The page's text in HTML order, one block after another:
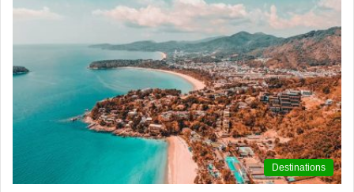
Destinations